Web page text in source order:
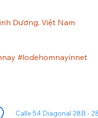
Dương, Việt Nam
#lodehomnayinnet
Calle 54 Diagonal 28B -